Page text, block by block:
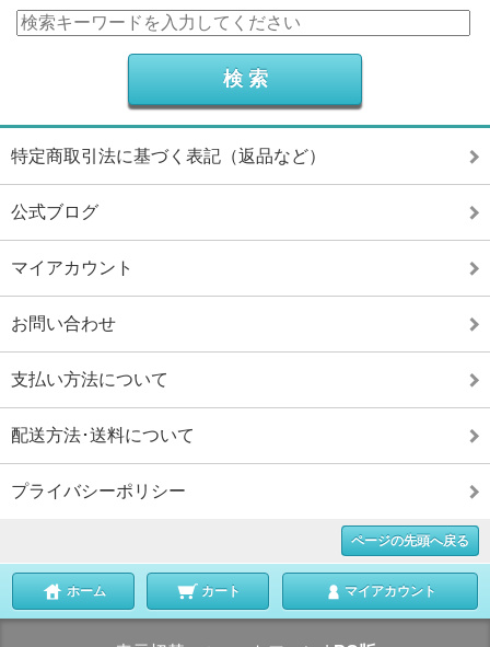
特定商取引法に基づく表記（返品など）
公式ブログ
マイアカウント
お問い合わせ
支払い方法について
配送方法･送料について
プライバシーポリシー
ページの先頭へ戻る
ホーム カート マイアカウント